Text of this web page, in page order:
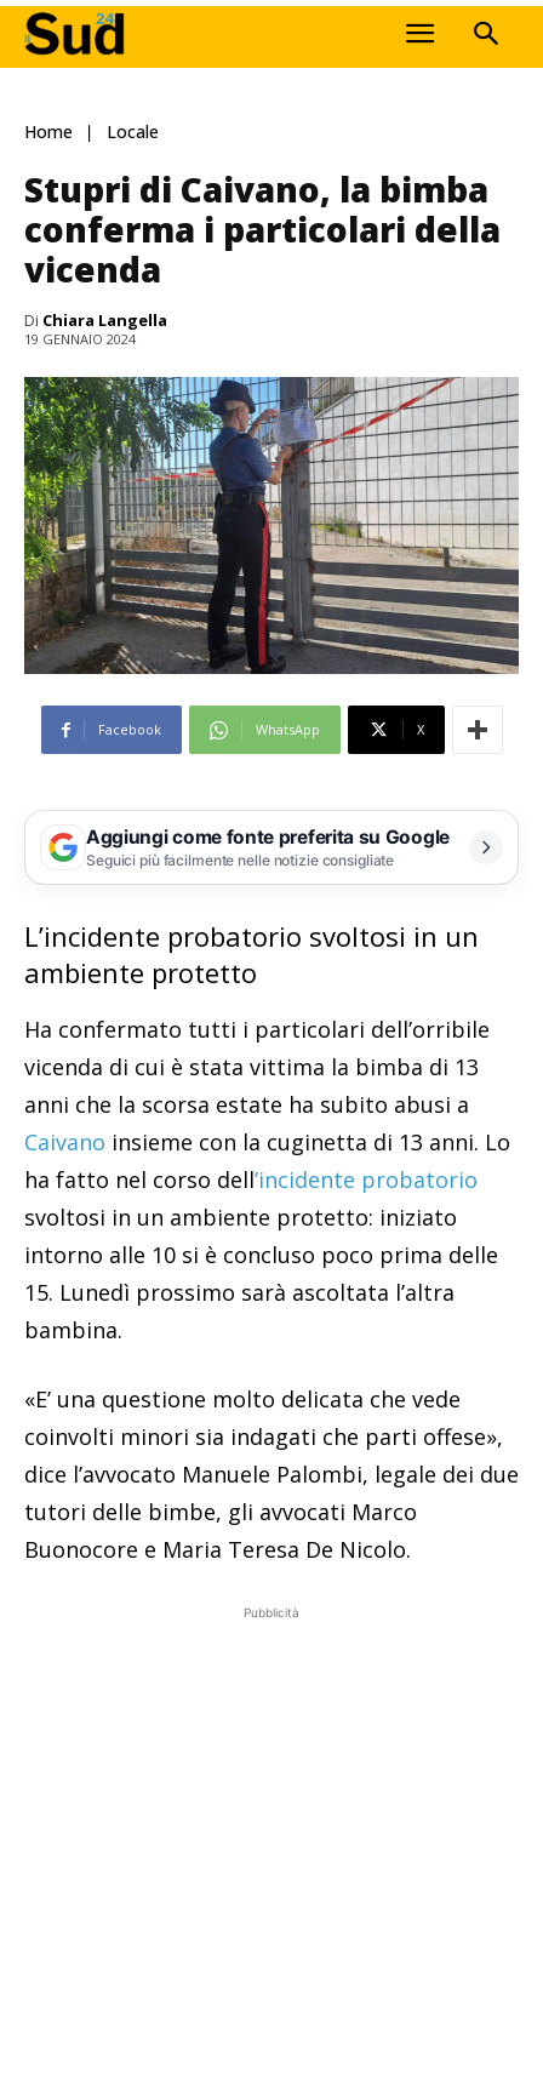
Home Locale
Stupri di Caivano, la bimba
conferma i particolari della
vicenda
Di Chiara Langella
19 GENNAIO 2024
Facebook WhatsApp X
Aggiungi come fonte preferita su Google
Seguici più facilmente nelle notizie consigliate
L’incidente probatorio svoltosi in un
ambiente protetto
Ha confermato tutti i particolari dell’orribile
vicenda di cui è stata vittima la bimba di 13
anni che la scorsa estate ha subito abusi a
Caivano insieme con la cuginetta di 13 anni. Lo
ha fatto nel corso dell’incidente probatorio
svoltosi in un ambiente protetto: iniziato
intorno alle 10 si è concluso poco prima delle
15. Lunedì prossimo sarà ascoltata l’altra
bambina.
«E’ una questione molto delicata che vede
coinvolti minori sia indagati che parti offese»,
dice l’avvocato Manuele Palombi, legale dei due
tutori delle bimbe, gli avvocati Marco
Buonocore e Maria Teresa De Nicolo.
Pubblicità